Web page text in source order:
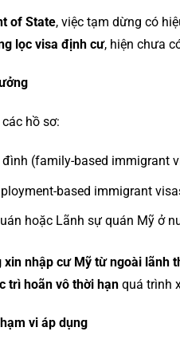
of State, việc tạm dừng có
lọc visa định cư, hiện chưa
hồ sơ:
(family-based immigrant
based immigrant
hoặc Lãnh sự quán Mỹ ở
xin nhập cư Mỹ từ ngoài lãnh
trì hoãn vô thời hạn quá trình
vi áp dụng